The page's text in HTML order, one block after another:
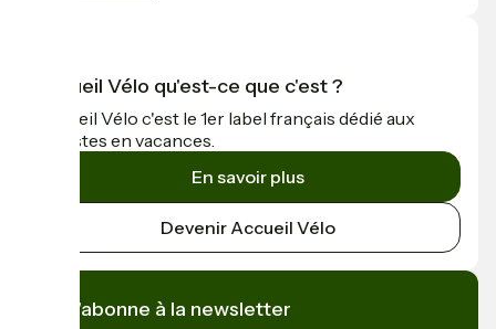
Accueil Vélo qu'est-ce que c'est ?
Accueil Vélo c'est le 1er label français dédié aux
cyclistes en vacances.
En savoir plus
Devenir Accueil Vélo
Je m'abonne à la newsletter